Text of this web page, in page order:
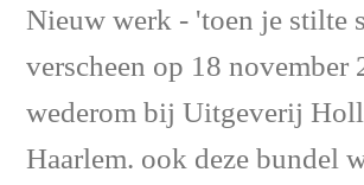
Nieuw werk - 'toen je stilte
verscheen op 18 november
wederom bij Uitgeverij
Haarlem. ook deze bundel